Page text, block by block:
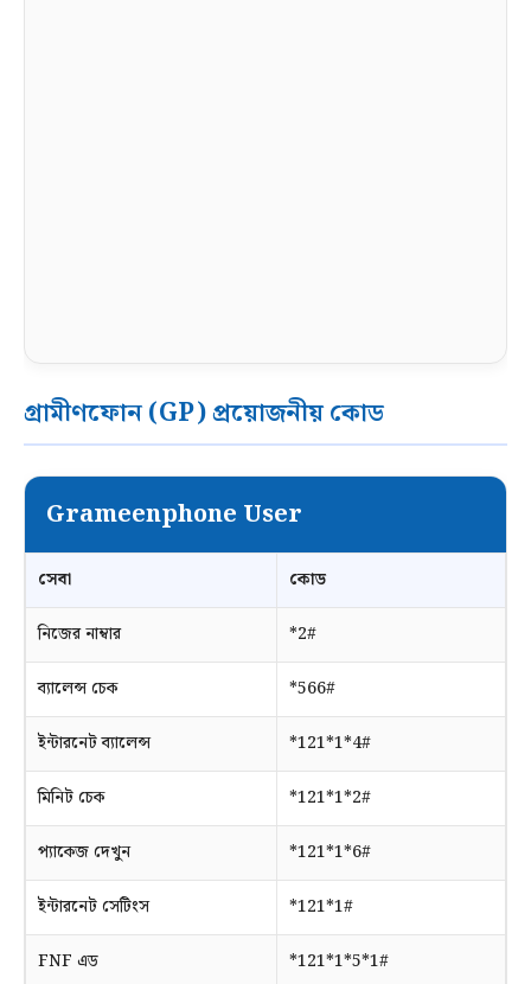
গ্রামীণফোন (GP) প্রয়োজনীয় কোড
Grameenphone User
সেবা কোড
নিজের নাম্বার *2#
ব্যালেন্স চেক *566#
ইন্টারনেট ব্যালেন্স *121*1*4#
মিনিট চেক *121*1*2#
প্যাকেজ দেখুন *121*1*6#
ইন্টারনেট সেটিংস *121*1#
FNF এড *121*1*5*1#